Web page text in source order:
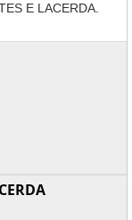
E LACERDA.